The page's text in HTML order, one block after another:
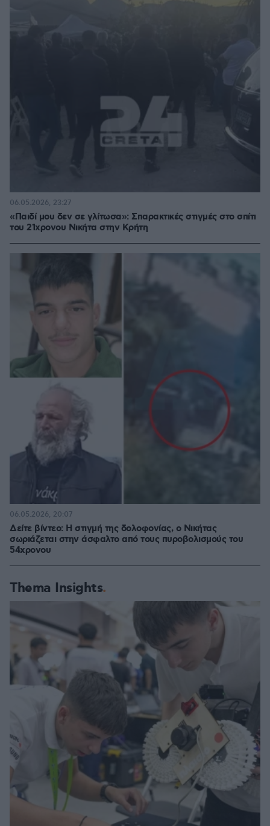
«Παιδί μου δεν σε γλίτωσα»: Σπαρακτικές στιγμές στο σπίτι
του 21χρονου Νικήτα στην Κρήτη
06.05.2026, 23:27
Δείτε βίντεο: Η στιγμή της δολοφονίας, ο Νικήτας
σωριάζεται στην άσφαλτο από τους πυροβολισμούς του
54χρονου
06.05.2026, 20:07
Thema Insights